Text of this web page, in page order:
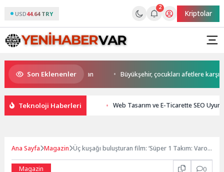
USD44.64 TRY
2
Kriptolar
Son Eklenenler
Başkan Büyükakın’dan Büyükşehir, çocukları afetlere karşı
Teknoloji Haberleri Web Tasarım ve E-Ticarette SEO
Ana Sayfa Magazin Üç kuşağı buluşturan film: ‘Süper 1 Takım: Varol
Magazin 0